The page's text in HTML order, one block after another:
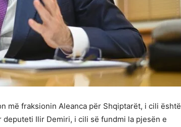
më fraksionin Aleanca për Shqiptarët, i cili është
Ilir Demiri, i cili së fundmi la pjesën e